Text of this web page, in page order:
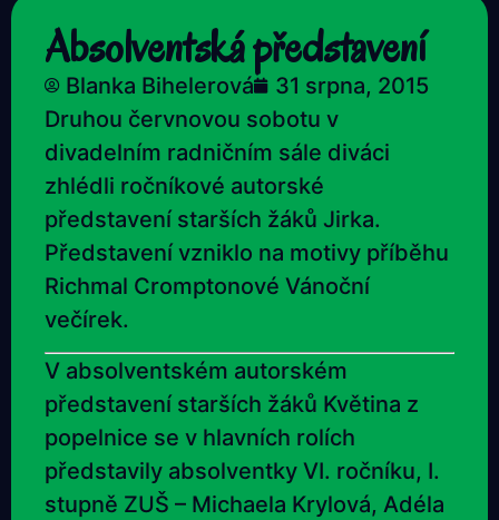
Absolventská představení
Blanka Bihelerová
31 srpna, 2015
Druhou červnovou sobotu v
divadelním radničním sále diváci
zhlédli ročníkové autorské
představení starších žáků Jirka.
Představení vzniklo na motivy příběhu
Richmal Cromptonové Vánoční
večírek.
V absolventském autorském
představení starších žáků Květina z
popelnice se v hlavních rolích
představily absolventky VI. ročníku, I.
stupně ZUŠ – Michaela Krylová, Adéla